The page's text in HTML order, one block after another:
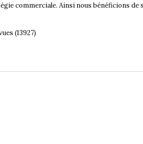
commerciale. Ainsi nous bénéficions de
(13927)